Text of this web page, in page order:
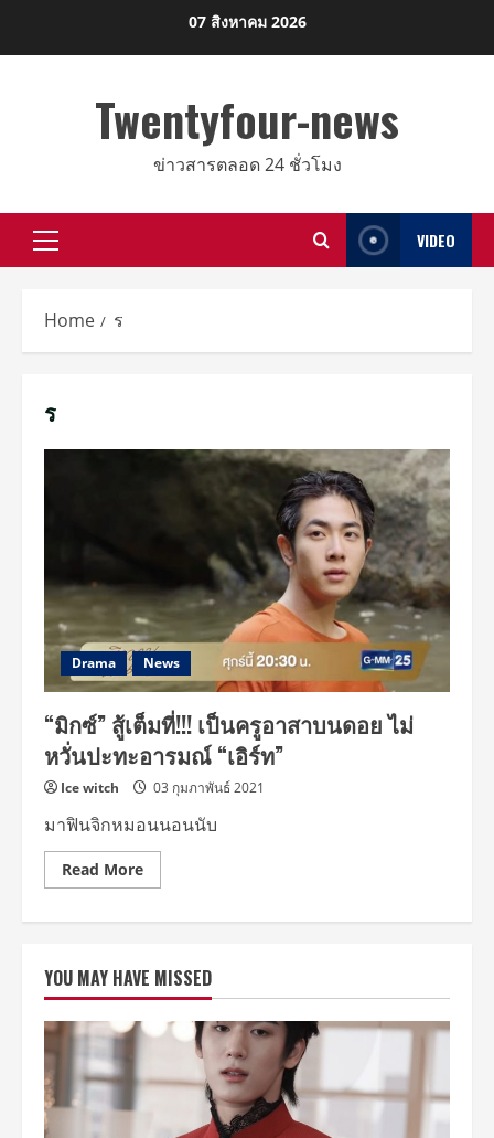
07 สิงหาคม 2026
Twentyfour-news
ข่าวสารตลอด 24 ชั่วโมง
Primary
VIDEO
Home ร
ร
Drama News
“มิกซ์” สู้เต็มที่!!! เป็นครูอาสาบนดอย ไม่
หวั่นปะทะอารมณ์ “เอิร์ท”
Ice witch 03 กุมภาพันธ์ 2021
มาฟินจิกหมอนนอนนับ
Read MoreRead
more
เป็น
ครู
อาสา
บน
ดอย
ปะทะ
YOU MAY HAVE MISSED